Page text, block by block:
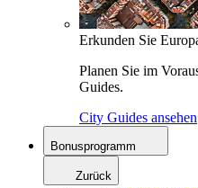
Erkunden Sie
Planen Sie im
Guides.
City Guides ansehen
Bonusprogramm
Zurück